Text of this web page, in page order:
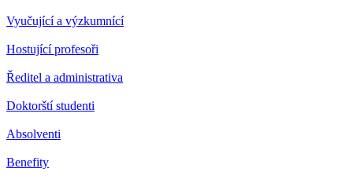
Vyučující a výzkumnící
Hostující profesoři
Ředitel a administrativa
Doktorští studenti
Absolventi
Benefity